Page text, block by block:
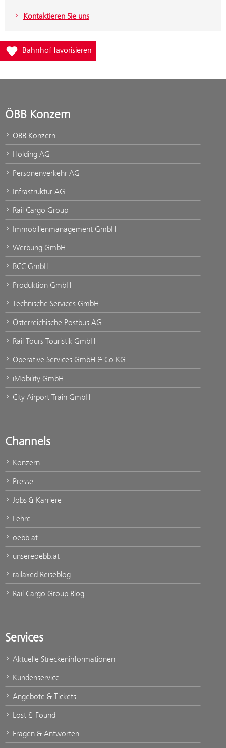
Kontaktieren Sie uns
Füge Bahnhof Kirchdorf a.d.Krems zur Favoritenliste hinzu
Bahnhof favorisieren
ÖBB Konzern
ÖBB Konzern
Holding AG
Personenverkehr AG
Infrastruktur AG
Rail Cargo Group
Immobilienmanagement GmbH
Werbung GmbH
BCC GmbH
Produktion GmbH
Technische Services GmbH
Österreichische Postbus AG
Rail Tours Touristik GmbH
Operative Services GmbH & Co KG
iMobility GmbH
City Airport Train GmbH
Channels
Konzern
Presse
Jobs & Karriere
Lehre
oebb.at
unsereoebb.at
railaxed Reiseblog
Rail Cargo Group Blog
Services
Aktuelle Streckeninformationen
Kundenservice
Angebote & Tickets
Lost & Found
Fragen & Antworten